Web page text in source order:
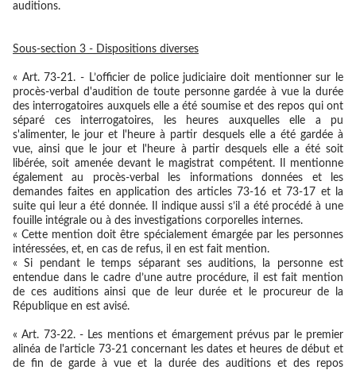
auditions.
Sous-section 3 - Dispositions diverses
« Art. 73-21. - L’officier de police judiciaire doit mentionner sur le
procès-verbal d'audition de toute personne gardée à vue la durée
des interrogatoires auxquels elle a été soumise et des repos qui ont
séparé ces interrogatoires, les heures auxquelles elle a pu
s'alimenter, le jour et l'heure à partir desquels elle a été gardée à
vue, ainsi que le jour et l'heure à partir desquels elle a été soit
libérée, soit amenée devant le magistrat compétent. Il mentionne
également au procès-verbal les informations données et les
demandes faites en application des articles 73-16 et 73-17 et la
suite qui leur a été donnée. Il indique aussi s’il a été procédé à une
fouille intégrale ou à des investigations corporelles internes.
« Cette mention doit être spécialement émargée par les personnes
intéressées, et, en cas de refus, il en est fait mention.
« Si pendant le temps séparant ses auditions, la personne est
entendue dans le cadre d’une autre procédure, il est fait mention
de ces auditions ainsi que de leur durée et le procureur de la
République en est avisé.
« Art. 73-22. - Les mentions et émargement prévus par le premier
alinéa de l'article 73-21 concernant les dates et heures de début et
de fin de garde à vue et la durée des auditions et des repos